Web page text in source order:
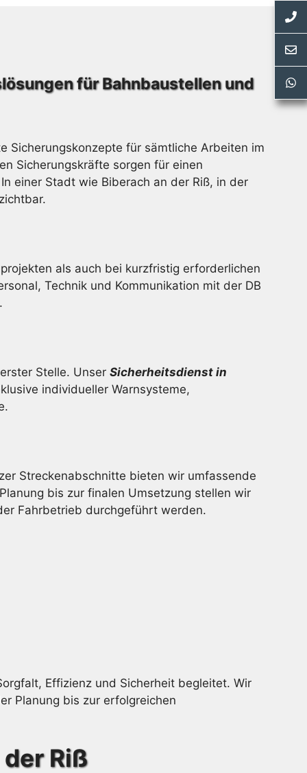
für Bahnbaustellen und
Sicherungskonzepte für sämtliche Arbeiten im
Sicherungskräfte sorgen für einen
einer Stadt wie Biberach an der Riß, in der
als auch bei kurzfristig erforderlichen
Technik und Kommunikation mit der DB
Stelle. Unser Sicherheitsdienst in
individueller Warnsysteme,
Streckenabschnitte bieten wir umfassende
bis zur finalen Umsetzung stellen wir
Fahrbetrieb durchgeführt werden.
Effizienz und Sicherheit begleitet. Wir
Planung bis zur erfolgreichen
Riß